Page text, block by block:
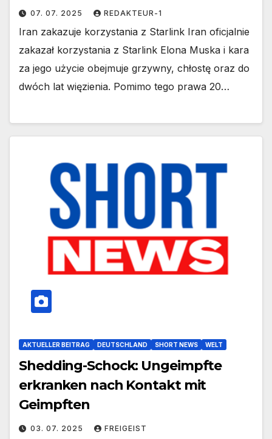
07. 07. 2025 REDAKTEUR-1
Iran zakazuje korzystania z Starlink Iran oficjalnie
zakazał korzystania z Starlink Elona Muska i kara
za jego użycie obejmuje grzywny, chłostę oraz do
dwóch lat więzienia. Pomimo tego prawa 20…
AKTUELLER BEITRAG DEUTSCHLAND SHORT NEWS WELT
Shedding-Schock: Ungeimpfte
erkranken nach Kontakt mit
Geimpften
03. 07. 2025 FREIGEIST